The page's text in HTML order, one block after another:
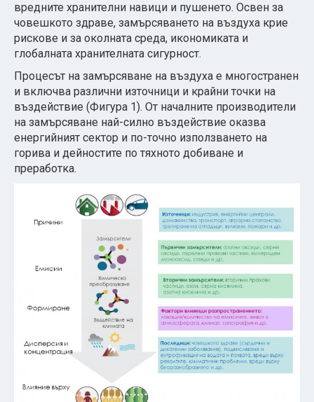
вредните хранителни навици и пушенето. Освен за
човешкото здраве, замърсяването на въздуха крие
рискове и за околната среда, икономиката и
глобалната хранителната сигурност.
Процесът на замърсяване на въздуха е многостранен
и включва различни източници и крайни точки на
въздействие (Фигура 1). От началните производители
на замърсяване най-силно въздействие оказва
енергийният сектор и по-точно използването на
горива и дейностите по тяхното добиване и
преработка.